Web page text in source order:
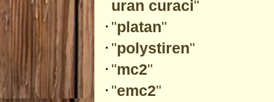
uran curaci"
"platan"
"polystiren"
"mc2"
"emc2"